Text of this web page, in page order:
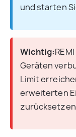
und starten
Wichtig:
Geräten
Limit
erweiterten